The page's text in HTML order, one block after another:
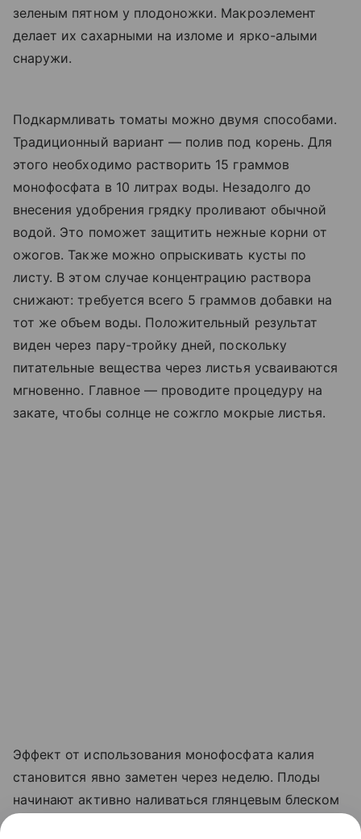
зеленым пятном у плодоножки. Макроэлемент
делает их сахарными на изломе и ярко-алыми
снаружи.
Подкармливать томаты можно двумя способами.
Традиционный вариант — полив под корень. Для
этого необходимо растворить 15 граммов
монофосфата в 10 литрах воды. Незадолго до
внесения удобрения грядку проливают обычной
водой. Это поможет защитить нежные корни от
ожогов. Также можно опрыскивать кусты по
листу. В этом случае концентрацию раствора
снижают: требуется всего 5 граммов добавки на
тот же объем воды. Положительный результат
виден через пару-тройку дней, поскольку
питательные вещества через листья усваиваются
мгновенно. Главное — проводите процедуру на
закате, чтобы солнце не сожгло мокрые листья.
Эффект от использования монофосфата калия
становится явно заметен через неделю. Плоды
начинают активно наливаться глянцевым блеском